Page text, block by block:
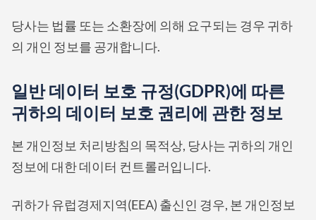
당사는 법률 또는 소환장에 의해 요구되는 경우 귀하
의 개인 정보를 공개합니다.
일반 데이터 보호 규정(GDPR)에 따른
귀하의 데이터 보호 권리에 관한 정보
본 개인정보 처리방침의 목적상, 당사는 귀하의 개인
정보에 대한 데이터 컨트롤러입니다.
귀하가 유럽경제지역(EEA) 출신인 경우, 본 개인정보